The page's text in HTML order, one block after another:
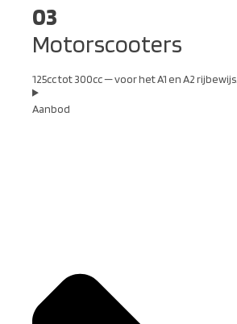
03
Motorscooters
125cc tot 300cc — voor het A1 en A2 rijbewijs.
Aanbod